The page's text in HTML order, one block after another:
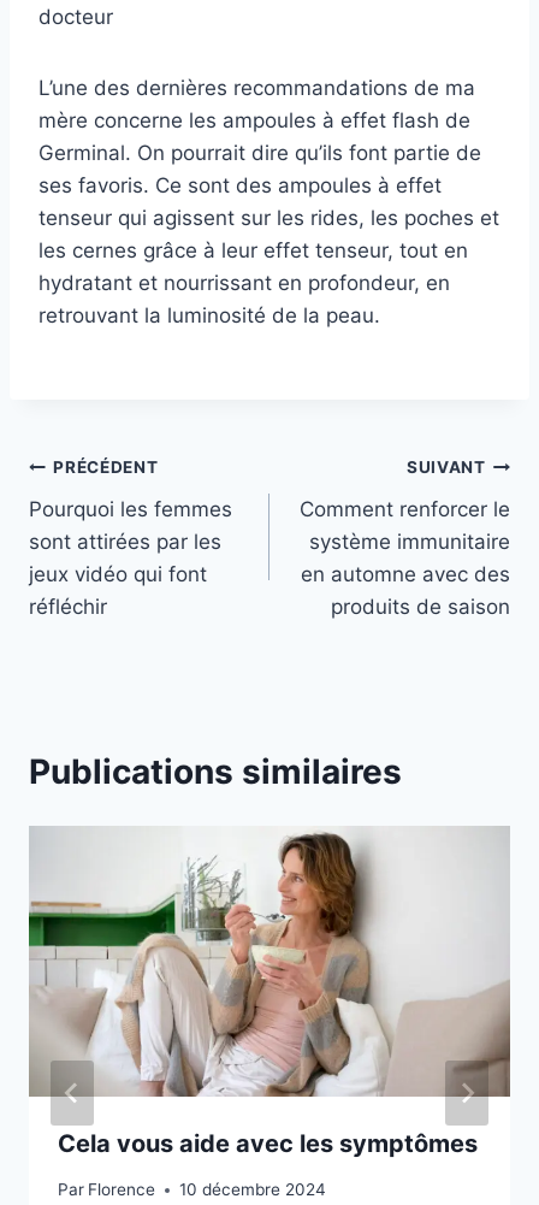
docteur
L’une des dernières recommandations de ma
mère concerne les ampoules à effet flash de
Germinal. On pourrait dire qu’ils font partie de
ses favoris. Ce sont des ampoules à effet
tenseur qui agissent sur les rides, les poches et
les cernes grâce à leur effet tenseur, tout en
hydratant et nourrissant en profondeur, en
retrouvant la luminosité de la peau.
Navigation
de
l’article
PRÉCÉDENT
Pourquoi les femmes
sont attirées par les
jeux vidéo qui font
réfléchir
SUIVANT
Comment renforcer le
système immunitaire
en automne avec des
produits de saison
Publications similaires
Cela vous aide avec les symptômes
Par Florence 10 décembre 2024